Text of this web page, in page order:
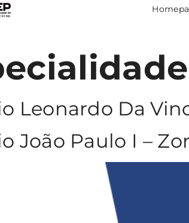
Leonardo Da
João Paulo I –